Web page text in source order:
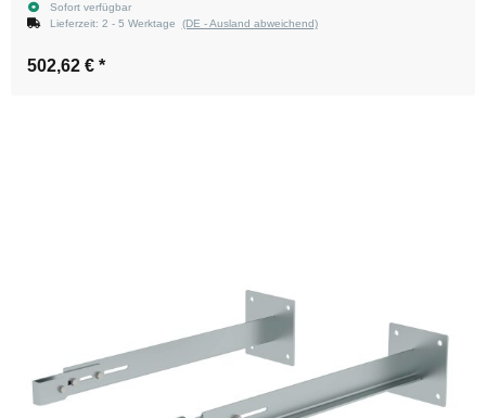
Sofort verfügbar
Lieferzeit: 2 - 5 Werktage (DE - Ausland abweichend)
502,62 € *